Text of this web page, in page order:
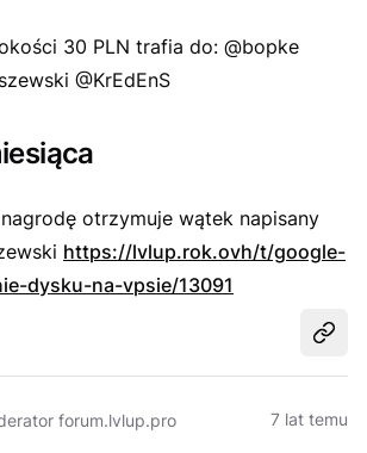
30 PLN trafia do: @bopke
@KrEdEnS
otrzymuje wątek napisany
https://lvlup.rok.ovh/t/google-
dysku-na-vpsie/13091
forum.lvlup.pro 7 lat temu